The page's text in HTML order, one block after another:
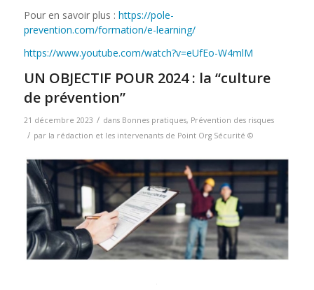
Pour en savoir plus : https://pole-
prevention.com/formation/e-learning/
https://www.youtube.com/watch?v=eUfEo-W4mlM
UN OBJECTIF POUR 2024 : la “culture
de prévention”
21 décembre 2023 / dans Bonnes pratiques, Prévention des risques
/ par la rédaction et les intervenants de Point Org Sécurité ©